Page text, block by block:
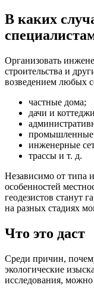
В каких
Организовать
строительства и
возведением любых
частные дома;
дачи и
промышленные
инженерные
трассы и т. д.
Независимо от типа
особенностей
геодезистов станут
на разных стадиях
Что это даст
Среди причин,
экологические
исследования,